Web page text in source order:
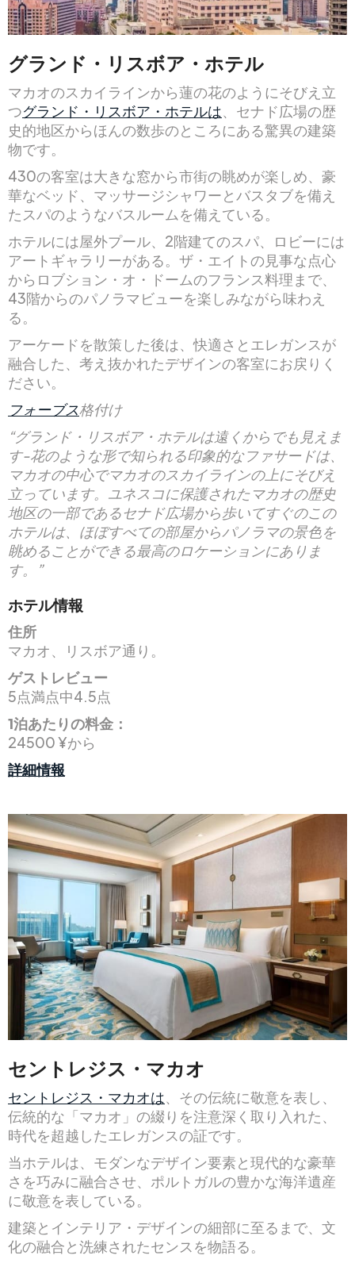
グランド・リスボア・ホテル
マカオのスカイラインから蓮の花のようにそびえ立
つグランド・リスボア・ホテルは、セナド広場の歴
史的地区からほんの数歩のところにある驚異の建築
物です。
430の客室は大きな窓から市街の眺めが楽しめ、豪
華なベッド、マッサージシャワーとバスタブを備え
たスパのようなバスルームを備えている。
ホテルには屋外プール、2階建てのスパ、ロビーには
アートギャラリーがある。ザ・エイトの見事な点心
からロブション・オ・ドームのフランス料理まで、
43階からのパノラマビューを楽しみながら味わえ
る。
アーケードを散策した後は、快適さとエレガンスが
融合した、考え抜かれたデザインの客室にお戻りく
ださい。
フォーブス格付け
“グランド・リスボア・ホテルは遠くからでも見えま
す-花のような形で知られる印象的なファサードは、
マカオの中心でマカオのスカイラインの上にそびえ
立っています。ユネスコに保護されたマカオの歴史
地区の一部であるセナド広場から歩いてすぐのこの
ホテルは、ほぼすべての部屋からパノラマの景色を
眺めることができる最高のロケーションにありま
す。”
ホテル情報
住所
マカオ、リスボア通り。
ゲストレビュー
5点満点中4.5点
1泊あたりの料金：
24500 ¥から
詳細情報
セントレジス・マカオ
セントレジス・マカオは、その伝統に敬意を表し、
伝統的な「マカオ」の綴りを注意深く取り入れた、
時代を超越したエレガンスの証です。
当ホテルは、モダンなデザイン要素と現代的な豪華
さを巧みに融合させ、ポルトガルの豊かな海洋遺産
に敬意を表している。
建築とインテリア・デザインの細部に至るまで、文
化の融合と洗練されたセンスを物語る。